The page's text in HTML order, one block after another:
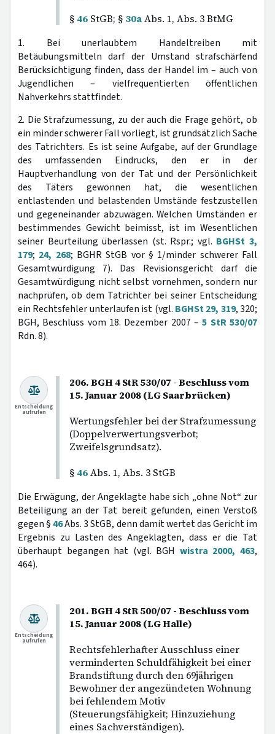
§ 46 StGB; § 30aAbs. 1, Abs. 3 BtMG
1. Bei unerlaubtem Handeltreiben mit
Betäubungsmitteln darf der Umstand strafschärfend
Berücksichtigung finden, dass der Handel im – auch von
Jugendlichen – vielfrequentierten öffentlichen
Nahverkehrs stattfindet.
2. Die Strafzumessung, zu der auch die Frage gehört, ob
ein minder schwerer Fall vorliegt, ist grundsätzlich Sache
des Tatrichters. Es ist seine Aufgabe, auf der Grundlage
des umfassenden Eindrucks, den er in der
Hauptverhandlung von der Tat und der Persönlichkeit
des Täters gewonnen hat, die wesentlichen
entlastenden und belastenden Umstände festzustellen
und gegeneinander abzuwägen. Welchen Umständen er
bestimmendes Gewicht beimisst, ist im Wesentlichen
seiner Beurteilung überlassen (st. Rspr.; vgl. BGHSt 3,
179; 24, 268; BGHR StGB vor § 1/minder schwerer Fall
Gesamtwürdigung 7). Das Revisionsgericht darf die
Gesamtwürdigung nicht selbst vornehmen, sondern nur
nachprüfen, ob dem Tatrichter bei seiner Entscheidung
ein Rechtsfehler unterlaufen ist (vgl. BGHSt 29, 319, 320;
BGH, Beschluss vom 18. Dezember 2007 –5 StR 530/07
Rdn. 8).
206. BGH 4 StR 530/07 - Beschluss vom
15. Januar 2008 (LG Saarbrücken)
Wertungsfehler bei der Strafzumessung
(Doppelverwertungsverbot;
Zweifelsgrundsatz).
§ 46Abs. 1, Abs. 3 StGB
Entscheidung
aufrufen
Die Erwägung, der Angeklagte habe sich „ohne Not“ zur
Beteiligung an der Tat bereit gefunden, einen Verstoß
gegen §46Abs. 3 StGB, denn damit wertet das Gericht im
Ergebnis zu Lasten des Angeklagten, dass er die Tat
überhaupt begangen hat (vgl. BGH wistra 2000, 463,
464).
201. BGH 4 StR 500/07 - Beschluss vom
15. Januar 2008 (LG Halle)
Rechtsfehlerhafter Ausschluss einer
verminderten Schuldfähigkeit bei einer
Brandstiftung durch den 69jährigen
Bewohner der angezündeten Wohnung
bei fehlendem Motiv
(Steuerungsfähigkeit; Hinzuziehung
eines Sachverständigen).
Entscheidung
aufrufen